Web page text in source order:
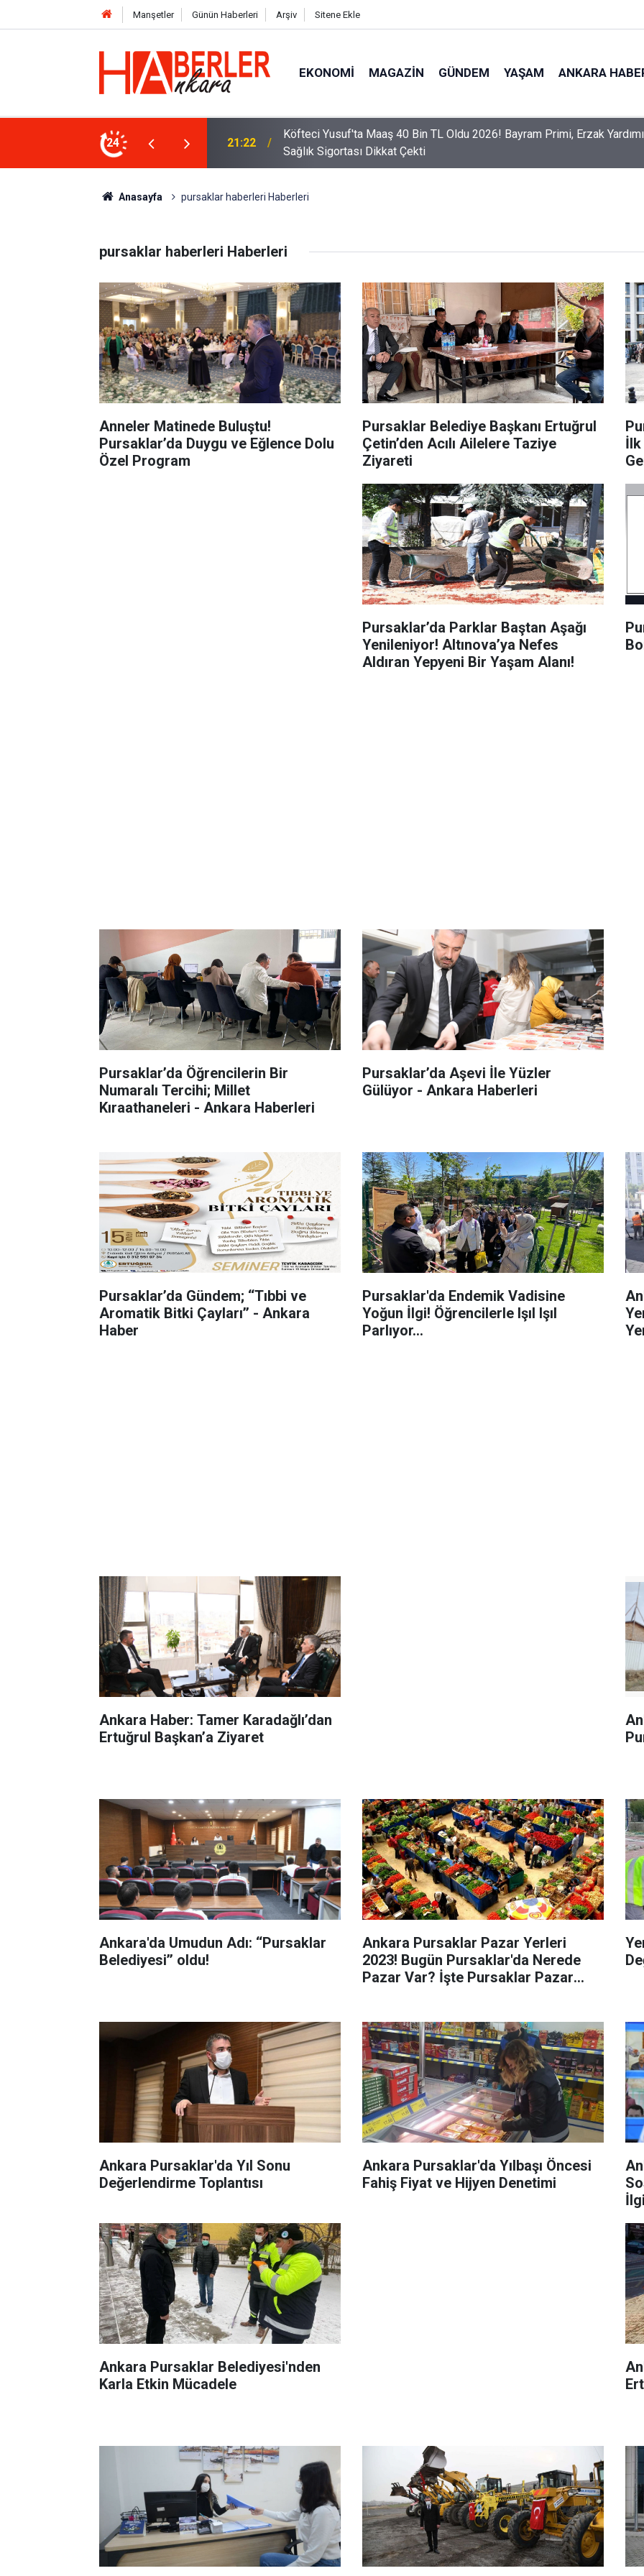
Manşetler Günün Haberleri Arşiv Sitene Ekle
EKONOMI MAGAZIN GÜNDEM YAŞAM ANKARA
24
2026! Bayram Primi, Erzak Yardımı ve
12:33 Sürücüler Dikkat! Yeni Dönemde 3 İhlal Ehliyet İptaline Neden Olacak
Anasayfa pursaklar haberleri Haberleri
pursaklar haberleri Haberleri
Anneler Matinede Buluştu!
Pursaklar’da Duygu ve Eğlence Dolu
Özel Program
Pursaklar Belediye Başkanı Ertuğrul
Çetin’den Acılı Ailelere Taziye
Ziyareti
İlk
Pursaklar’da Parklar Baştan Aşağı
Yenileniyor! Altınova’ya Nefes
Aldıran Yepyeni Bir Yaşam Alanı!
Pursaklar’da Öğrencilerin Bir
Numaralı Tercihi; Millet
Kıraathaneleri - Ankara Haberleri
Pursaklar’da Aşevi İle Yüzler
Gülüyor - Ankara Haberleri
Pursaklar’da Gündem; ‘‘Tıbbi ve
Aromatik Bitki Çayları’’ - Ankara
Haber
Pursaklar'da Endemik Vadisine
Yoğun İlgi! Öğrencilerle Işıl Işıl
Parlıyor...
Ankara Haber: Tamer Karadağlı’dan
Ertuğrul Başkan’a Ziyaret
Ankara'da Umudun Adı: ‘‘Pursaklar
Belediyesi’’ oldu!
Ankara Pursaklar Pazar Yerleri
2023! Bugün Pursaklar'da Nerede
Pazar Var? İşte Pursaklar Pazar
Ankara Pursaklar'da Yıl Sonu
Değerlendirme Toplantısı
Ankara Pursaklar'da Yılbaşı Öncesi
Fahiş Fiyat ve Hijyen Denetimi
İlgi
Ankara Pursaklar Belediyesi'nden
Karla Etkin Mücadele